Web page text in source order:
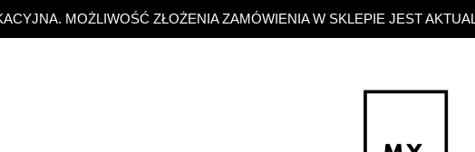
MOŻLIWOŚĆ ZŁOŻENIA ZAMÓWIENIA W SKLEPIE JEST